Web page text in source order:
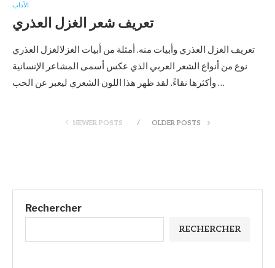
الآداب
تعريف شعر الغزل العذري
تعريف الغزل العذري وأبيات منه. أمثلة من أبيات الغزلالغزل العذري
نوع من أنواع الشعر العربي الذي عكس أسمى المشاعر الإنسانية
وأكثرها نقاءً. لقد ظهر هذا اللون الشعري ليعبر عن الحب …
NEWER POSTS OLDER POSTS
Rechercher
RECHERCHER